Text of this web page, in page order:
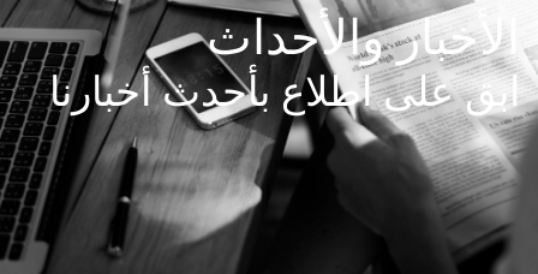
الأخبار والأحداث
ابق على اطلاع بأحدث أخبارنا